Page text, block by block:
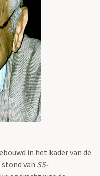
in het kader van de
van SS-